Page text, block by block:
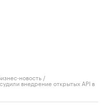
новость /
внедрение открытых API в